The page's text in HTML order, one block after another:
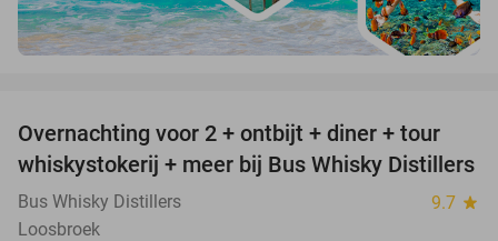
17%
Overnachting voor 2 + ontbijt + diner + tour
whiskystokerij + meer bij Bus Whisky Distillers
Bus Whisky Distillers 9.7 star
Loosbroek